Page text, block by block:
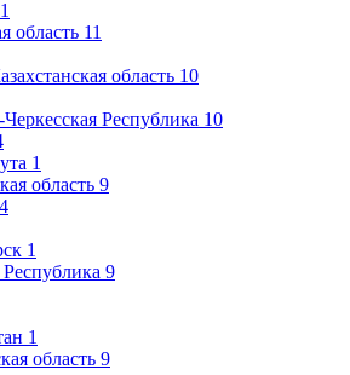
1
область 11
область 10
Республика 10
1
область 9
4
1
9
1
область 9